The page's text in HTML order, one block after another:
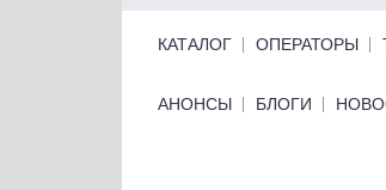
КАТАЛОГ ОПЕРАТОРЫ
Primary links bottom
АНОНСЫ БЛОГИ